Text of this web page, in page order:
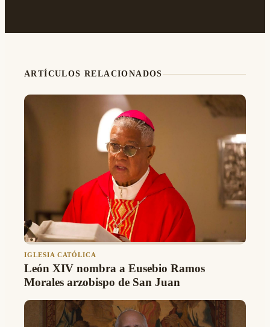
ARTÍCULOS RELACIONADOS
IGLESIA CATÓLICA
León XIV nombra a Eusebio Ramos
Morales arzobispo de San Juan